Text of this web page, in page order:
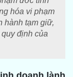
hóa vi phạm
hành tạm giữ,
định của